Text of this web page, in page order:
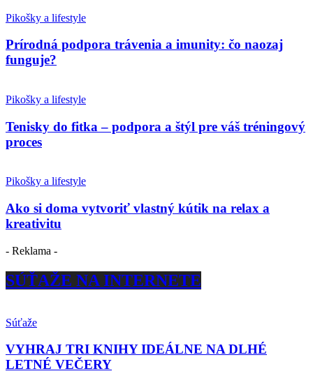
Pikošky a lifestyle
Prírodná podpora trávenia a imunity: čo naozaj
funguje?
Pikošky a lifestyle
Tenisky do fitka – podpora a štýl pre váš tréningový
proces
Pikošky a lifestyle
Ako si doma vytvoriť vlastný kútik na relax a
kreativitu
- Reklama -
SÚŤAŽE NA INTERNETE
Súťaže
VYHRAJ TRI KNIHY IDEÁLNE NA DLHÉ
LETNÉ VEČERY